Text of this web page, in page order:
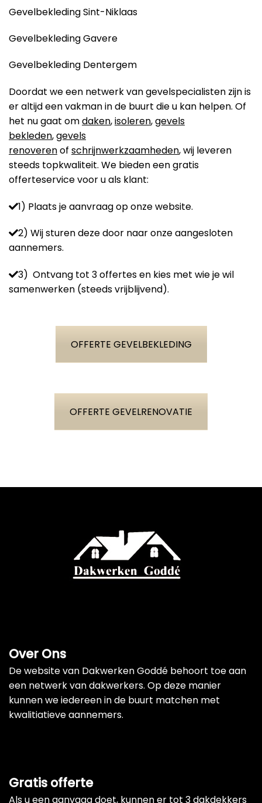
Gevelbekleding Sint-Niklaas
Gevelbekleding Gavere
Gevelbekleding Dentergem
Doordat we een netwerk van gevelspecialisten zijn is
er altijd een vakman in de buurt die u kan helpen. Of
het nu gaat omdaken,isoleren,gevels
bekleden,gevels
renoverenof schrijnwerkzaamheden, wij leveren
steeds topkwaliteit. We bieden een gratis
offerteservice voor u als klant:
1) Plaats je aanvraag op onze website.
2) Wij sturen deze door naar onze aangesloten
aannemers.
3) Ontvang tot 3 offertes en kies met wie je wil
samenwerken (steeds vrijblijvend).
OFFERTE GEVELBEKLEDING
OFFERTE GEVELRENOVATIE
Over Ons
De website van Dakwerken Goddé behoort toe aan
een netwerk van dakwerkers. Op deze manier
kunnen we iedereen in de buurt matchen met
kwalitiatieve aannemers.
Gratis offerte
Als u een aanvaag doet, kunnen er tot 3 dakdekkers